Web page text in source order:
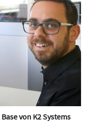
von K2 Systems